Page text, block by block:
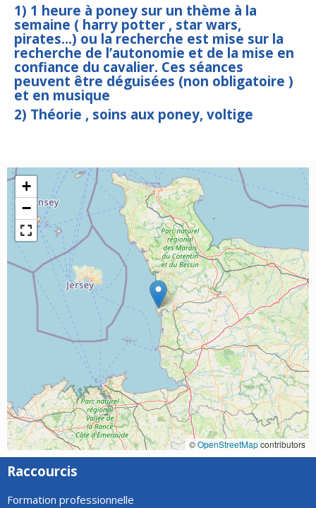
1) 1 heure à poney sur un thème à la
semaine ( harry potter , star wars,
pirates...) ou la recherche est mise sur la
recherche de l’autonomie et de la mise en
confiance du cavalier. Ces séances
peuvent être déguisées (non obligatoire )
et en musique
2) Théorie , soins aux poney, voltige
+
−
©OpenStreetMapcontributors
Raccourcis
Formation professionnelle